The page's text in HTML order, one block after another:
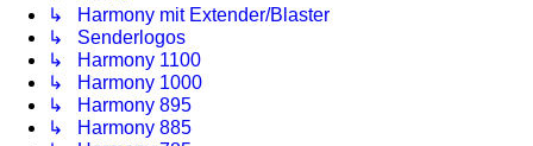
↳ Harmony mit Extender/Blaster
↳ Senderlogos
↳ Harmony 1100
↳ Harmony 1000
↳ Harmony 895
↳ Harmony 885